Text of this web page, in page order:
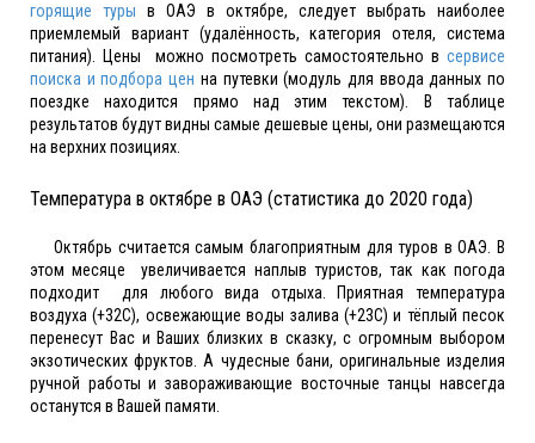
горящие туры в ОАЭ в октябре, следует выбрать наиболее
приемлемый вариант (удалённость, категория отеля, система
питания). Цены можно посмотреть самостоятельно в сервисе
поиска и подбора цен на путевки (модуль для ввода данных по
поездке находится прямо над этим текстом). В таблице
результатов будут видны самые дешевые цены, они размещаются
на верхних позициях.
Температура в октябре в ОАЭ (статистика до 2020 года)
Октябрь считается самым благоприятным для туров в ОАЭ. В
этом месяце увеличивается наплыв туристов, так как погода
подходит для любого вида отдыха. Приятная температура
воздуха (+32С), освежающие воды залива (+23С) и тёплый песок
перенесут Вас и Ваших близких в сказку, с огромным выбором
экзотических фруктов. А чудесные бани, оригинальные изделия
ручной работы и завораживающие восточные танцы навсегда
останутся в Вашей памяти.